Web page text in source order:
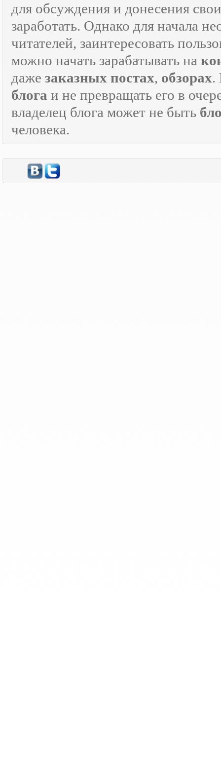
для обсуждения и донесения
заработать. Однако для начала
читателей, заинтересовать
можно начать зарабатывать на
даже заказных постах, обзорах.
блога и не превращать его в
владелец блога может не быть
человека.